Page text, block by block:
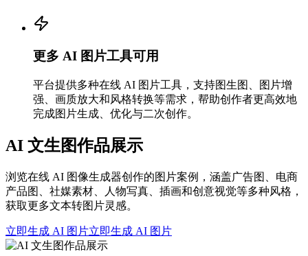
更多 AI 图片工具可用
平台提供多种在线 AI 图片工具，支持图生图、图片增
强、画质放大和风格转换等需求，帮助创作者更高效地
完成图片生成、优化与二次创作。
AI 文生图作品展示
浏览在线 AI 图像生成器创作的图片案例，涵盖广告图、电商
产品图、社媒素材、人物写真、插画和创意视觉等多种风格，
获取更多文本转图片灵感。
立即生成 AI 图片立即生成 AI 图片